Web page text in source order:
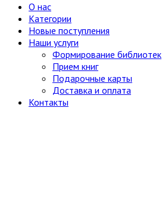
О нас
Категории
Новые поступления
Наши услуги
Формирование библиотек
Прием книг
Подарочные карты
Доставка и оплата
Контакты